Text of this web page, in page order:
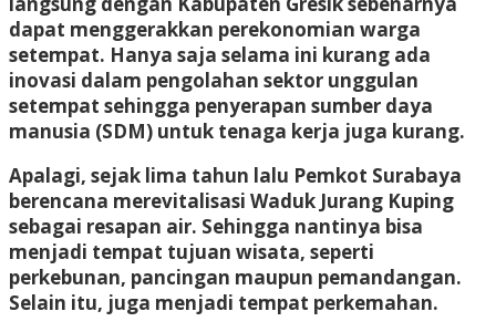
dapat menggerakkan perekonomian warga
setempat. Hanya saja selama ini kurang ada
inovasi dalam pengolahan sektor unggulan
setempat sehingga penyerapan sumber daya
manusia (SDM) untuk tenaga kerja juga kurang.
Apalagi, sejak lima tahun lalu Pemkot Surabaya
berencana merevitalisasi Waduk Jurang Kuping
sebagai resapan air. Sehingga nantinya bisa
menjadi tempat tujuan wisata, seperti
perkebunan, pancingan maupun pemandangan.
Selain itu, juga menjadi tempat perkemahan.